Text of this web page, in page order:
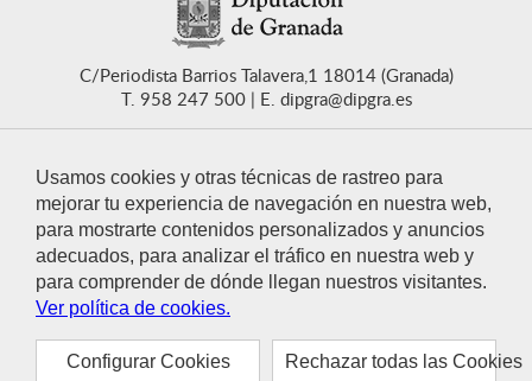
Usamos cookies y otras técnicas de rastreo para
mejorar tu experiencia de navegación en nuestra web,
para mostrarte contenidos personalizados y anuncios
adecuados, para analizar el tráfico en nuestra web y
para comprender de dónde llegan nuestros visitantes.
Ver política de cookies.
Configurar Cookies Rechazar todas las Cookies
C/Periodista Barrios Talavera,1 18014 (Granada)
T. 958 247 500
E. dipgra@dipgra.es
CONTACTO